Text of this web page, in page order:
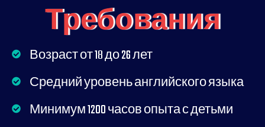
Требования
Возраст от 18 до 26 лет
Средний уровень английского языка
Минимум 1200 часов опыта с детьми